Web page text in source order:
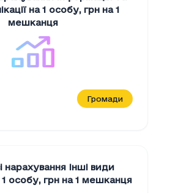
на 1 особу, грн на 1
мешканця
Громади
нарахування Iншi види
особу, грн на 1 мешканця